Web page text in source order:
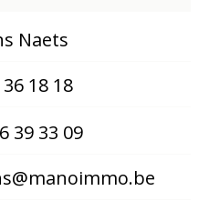
Naets
18 18
39 33 09